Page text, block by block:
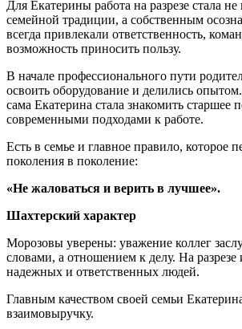
Для Екатерины работа на разрезе стала
семейной традиции, а собственным
всегда привлекали ответственность,
возможность приносить пользу.
В начале профессионального пути
освоить оборудование и делились
сама Екатерина стала знакомить старшее
современными подходами к работе.
Есть в семье и главное правило, которое
поколения в поколение:
«Не жаловаться и верить в лучшее».
Шахтерский характер
Морозовы уверены: уважение коллег
словами, а отношением к делу. На разрезе
надежных и ответственных людей.
Главным качеством своей семьи
взаимовыручку.